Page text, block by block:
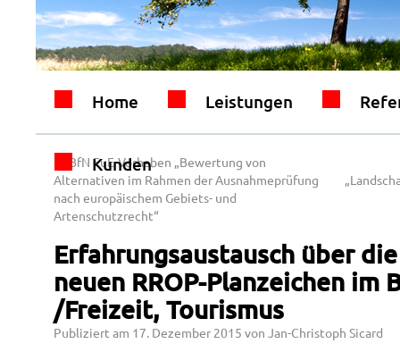
Home Leistungen
Kunden
BfN FuE-Vorhaben „Bewertung von
Alternativen im Rahmen der Ausnahmeprüfung
nach europäischem Gebiets- und
Artenschutzrecht“
Erfahrungsaustausch über
neuen RROP-Planzeichen im
/Freizeit, Tourismus
Publiziert am 17. Dezember 2015 von Jan-Christoph Sicard